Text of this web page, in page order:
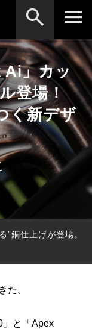
Ai」カッ
登場！
く新デザ
銅仕上げが登場。
た。
」と「Apex
検索